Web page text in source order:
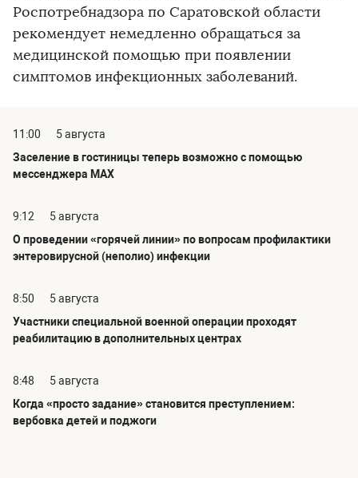
Роспотребнадзора по Саратовской области
рекомендует немедленно обращаться за
медицинской помощью при появлении
симптомов инфекционных заболеваний.
11:00
5 августа
Заселение в гостиницы теперь возможно с помощью
мессенджера MAX
9:12
5 августа
О проведении «горячей линии» по вопросам профилактики
энтеровирусной (неполио) инфекции
8:50
5 августа
Участники специальной военной операции проходят
реабилитацию в дополнительных центрах
8:48
5 августа
Когда «просто задание» становится преступлением:
вербовка детей и поджоги